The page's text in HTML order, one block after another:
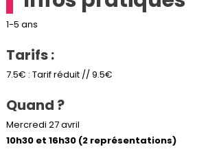
1-5 ans
Tarifs :
7.5€ : Tarif réduit // 9.5€
Quand ?
Mercredi 27 avril
10h30 et 16h30 (2 représentations)